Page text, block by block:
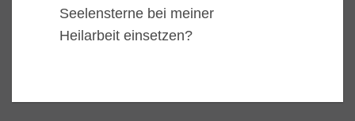
Seelensterne bei meiner
Heilarbeit einsetzen?